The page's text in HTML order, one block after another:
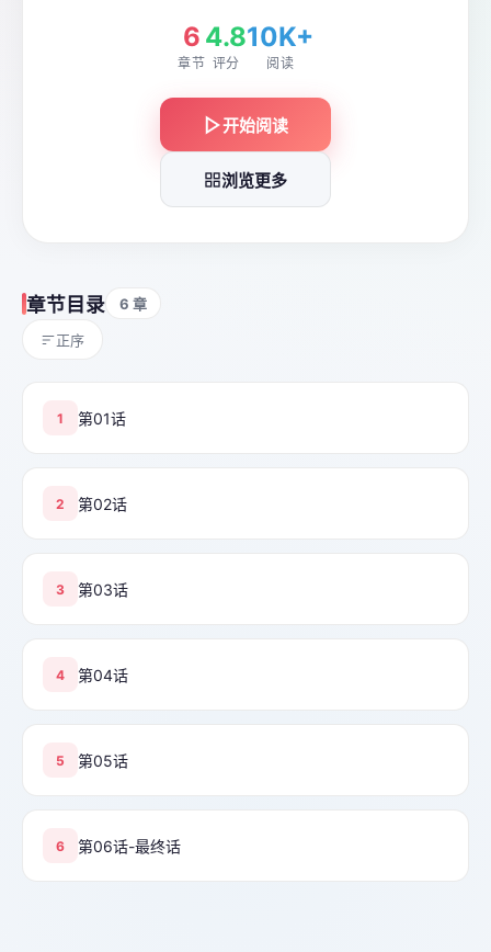
6
章节
4.8
评分
10K+
阅读
开始阅读
浏览更多
章节目录 6 章
正序
1 第01话
2 第02话
3 第03话
4 第04话
5 第05话
6 第06话-最终话